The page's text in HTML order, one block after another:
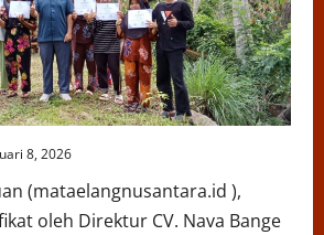
8, 2026
(mataelangnusantara.id ),
oleh Direktur CV. Nava Bange